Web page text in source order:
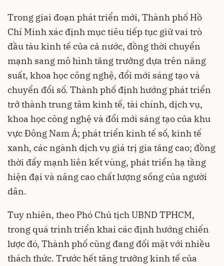
Trong giai đoạn phát triển mới, Thành phố Hồ
Chí Minh xác định mục tiêu tiếp tục giữ vai trò
đầu tàu kinh tế của cả nước, đồng thời chuyển
mạnh sang mô hình tăng trưởng dựa trên năng
suất, khoa học công nghệ, đổi mới sáng tạo và
chuyển đổi số. Thành phố định hướng phát triển
trở thành trung tâm kinh tế, tài chính, dịch vụ,
khoa học công nghệ và đổi mới sáng tạo của khu
vực Đông Nam Á; phát triển kinh tế số, kinh tế
xanh, các ngành dịch vụ giá trị gia tăng cao; đồng
thời đẩy mạnh liên kết vùng, phát triển hạ tầng
hiện đại và nâng cao chất lượng sống của người
dân.
Tuy nhiên, theo Phó Chủ tịch UBND TPHCM,
trong quá trình triển khai các định hướng chiến
lược đó, Thành phố cũng đang đối mặt với nhiều
thách thức. Trước hết tăng trưởng kinh tế của